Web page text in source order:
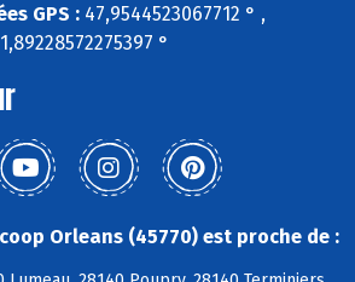
GPS : 47,9544523067712 ° ,
1,89228572275397 °
Orleans (45770) est proche de :